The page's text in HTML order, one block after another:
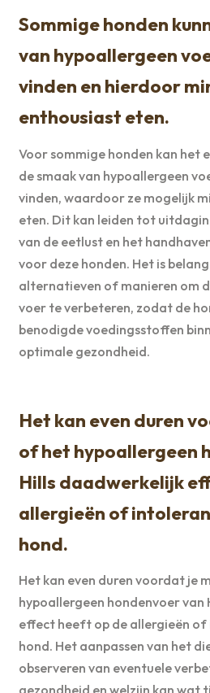
Sommige honden
van hypoallergeen
vinden en hierdoor
enthousiast eten.
Voor sommige honden kan het
de smaak van hypoallergeen
vinden, waardoor ze mogelijk
eten. Dit kan leiden tot
van de eetlust en het
voor deze honden. Het is
alternatieven of manieren om
voer te verbeteren, zodat de
benodigde voedingsstoffen
optimale gezondheid.
Het kan even duren
of het hypoallergeen
Hills daadwerkelijk
allergieën of
hond.
Het kan even duren voordat je
hypoallergeen hondenvoer van
effect heeft op de allergieën
hond. Het aanpassen van het
observeren van eventuele
gezondheid en welzijn kan wat